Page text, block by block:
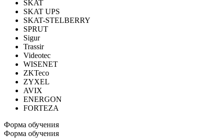
SKAT
SKAT UPS
SKAT-STELBERRY
SPRUT
Sigur
Trassir
Videotec
WISENET
ZKTeco
ZYXEL
AVIX
ENERGON
FORTEZA
Форма обучения
Форма обучения